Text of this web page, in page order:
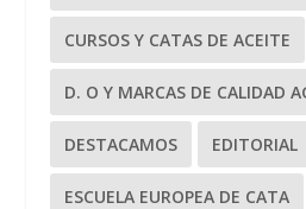
CURSOS Y CATAS DE ACEITE
D. O Y MARCAS DE CALIDAD
DESTACAMOS EDITORIAL
ESCUELA EUROPEA DE CATA